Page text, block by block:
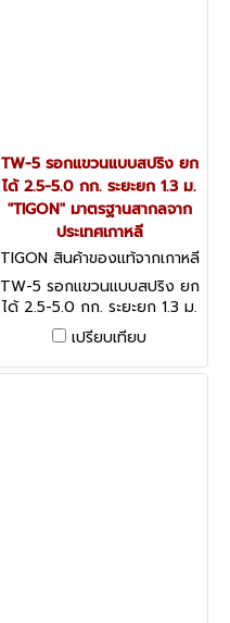
TW-5 รอกแขวนแบบสปริง ยก
ได้ 2.5-5.0 กก. ระยะยก 1.3 ม.
"TIGON" มาตรฐานสากลจาก
ประเทศเกาหลี
TIGON สินค้าของแท้จากเกาหลี
TW-5
TW-5 รอกแขวนแบบสปริง ยก
ได้ 2.5-5.0 กก. ระยะยก 1.3 ม.
"TIGON" มาตรฐานสากลจาก
ประเทศเกาหลี
เปรียบเทียบ